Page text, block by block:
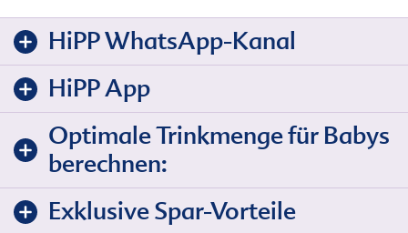
HiPP WhatsApp-Kanal
HiPP App
Optimale Trinkmenge für Babys
berechnen:
Exklusive Spar-Vorteile